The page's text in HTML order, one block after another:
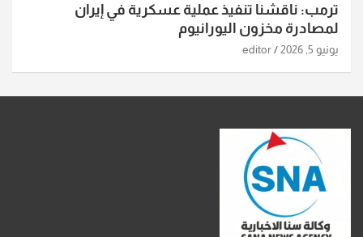
ترمب: ناقشنا تنفيذ عملية عسكرية في إيران
لمصادرة مخزون اليورانيوم
يونيو 5, 2026 editor